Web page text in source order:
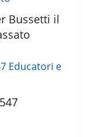
Bussetti il